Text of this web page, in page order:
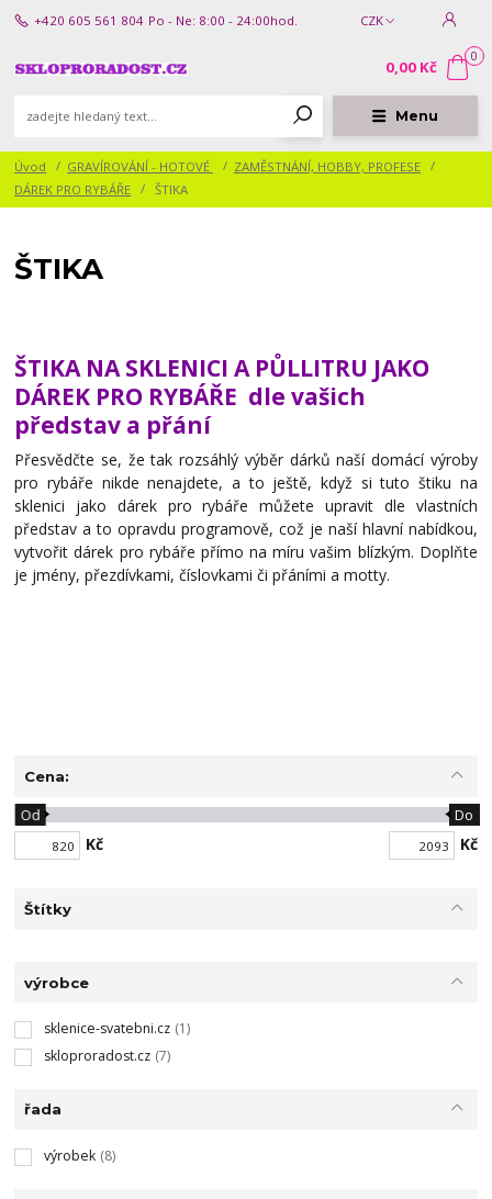
Menu
CZK
+420 605 561 804 Po - Ne: 8:00 - 24:00hod.
0
0,00 Kč
Úvod GRAVÍROVÁNÍ - HOTOVÉ
ZAMĚSTNÁNÍ, HOBBY, PROFESE
DÁREK PRO RYBÁŘE
ŠTIKA
ŠTIKA
ŠTIKA NA SKLENICI A PŮLLITRU JAKO
DÁREK PRO RYBÁŘE dle vašich
představ a přání
Přesvědčte se, že tak rozsáhlý výběr dárků naší domácí výroby
pro rybáře nikde nenajdete, a to ještě, když si tuto štiku na
sklenici jako dárek pro rybáře můžete upravit dle vlastních
představ a to opravdu programově, což je naší hlavní nabídkou,
vytvořit dárek pro rybáře přímo na míru vašim blízkým. Doplňte
je jmény, přezdívkami, číslovkami či přáními a motty.
Cena:
Kč
Od Do
Kč
Štítky
výrobce
sklenice-svatebni.cz (1)
skloproradost.cz (7)
řada
výrobek (8)